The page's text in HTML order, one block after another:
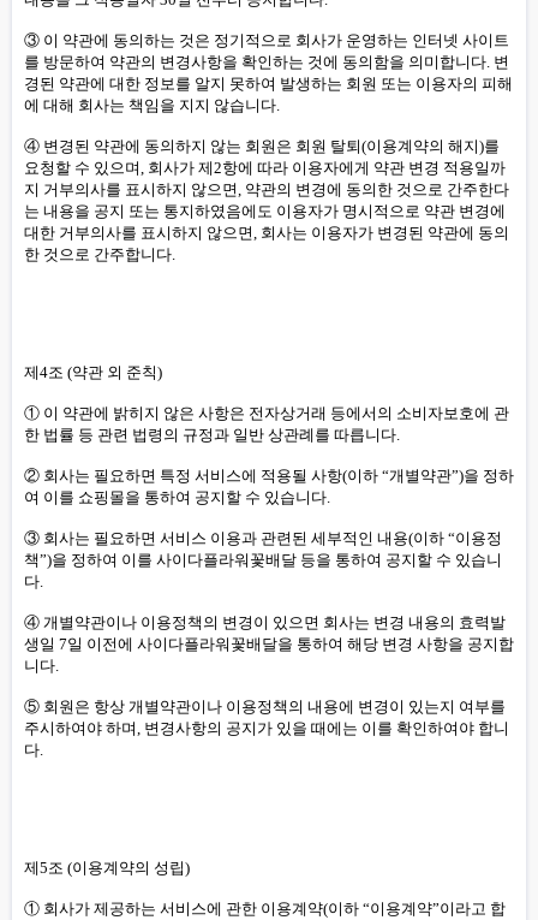
③ 이 약관에 동의하는 것은 정기적으로 회사가 운영하는 인터넷 사이트
를 방문하여 약관의 변경사항을 확인하는 것에 동의함을 의미합니다. 변
경된 약관에 대한 정보를 알지 못하여 발생하는 회원 또는 이용자의 피해
에 대해 회사는 책임을 지지 않습니다.
④ 변경된 약관에 동의하지 않는 회원은 회원 탈퇴(이용계약의 해지)를
요청할 수 있으며, 회사가 제2항에 따라 이용자에게 약관 변경 적용일까
지 거부의사를 표시하지 않으면, 약관의 변경에 동의한 것으로 간주한다
는 내용을 공지 또는 통지하였음에도 이용자가 명시적으로 약관 변경에
대한 거부의사를 표시하지 않으면, 회사는 이용자가 변경된 약관에 동의
한 것으로 간주합니다.
제4조 (약관 외 준칙)
① 이 약관에 밝히지 않은 사항은 전자상거래 등에서의 소비자보호에 관
한 법률 등 관련 법령의 규정과 일반 상관례를 따릅니다.
② 회사는 필요하면 특정 서비스에 적용될 사항(이하 “개별약관”)을 정하
여 이를 쇼핑몰을 통하여 공지할 수 있습니다.
③ 회사는 필요하면 서비스 이용과 관련된 세부적인 내용(이하 “이용정
책”)을 정하여 이를 사이다플라워꽃배달 등을 통하여 공지할 수 있습니
다.
④ 개별약관이나 이용정책의 변경이 있으면 회사는 변경 내용의 효력발
생일 7일 이전에 사이다플라워꽃배달을 통하여 해당 변경 사항을 공지합
니다.
⑤ 회원은 항상 개별약관이나 이용정책의 내용에 변경이 있는지 여부를
주시하여야 하며, 변경사항의 공지가 있을 때에는 이를 확인하여야 합니
다.
제5조 (이용계약의 성립)
① 회사가 제공하는 서비스에 관한 이용계약(이하 “이용계약”이라고 합